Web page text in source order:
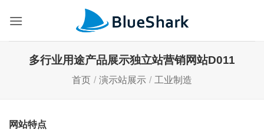
多行业用途产品展示独立站营销网站D011
首页 / 演示站展示 / 工业制造
网站特点